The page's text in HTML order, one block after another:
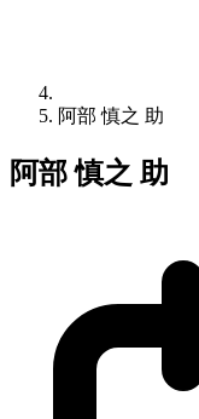
阿部 慎之 助
阿部 慎之 助